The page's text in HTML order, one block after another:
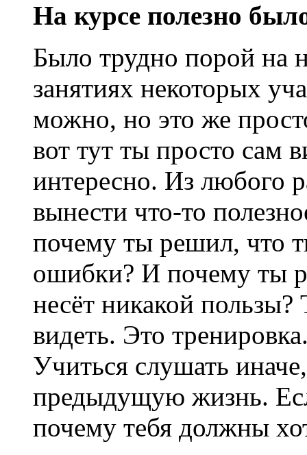
На курсе полезно
Было трудно порой на
занятиях некоторых
можно, но это же
вот тут ты просто сам
интересно. Из любого
вынести что-то
почему ты решил, что
ошибки? И почему ты
несёт никакой
видеть. Это
Учиться слушать
предыдущую жизнь.
почему тебя должны